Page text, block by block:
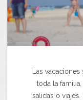
Las
toda la
salidas o